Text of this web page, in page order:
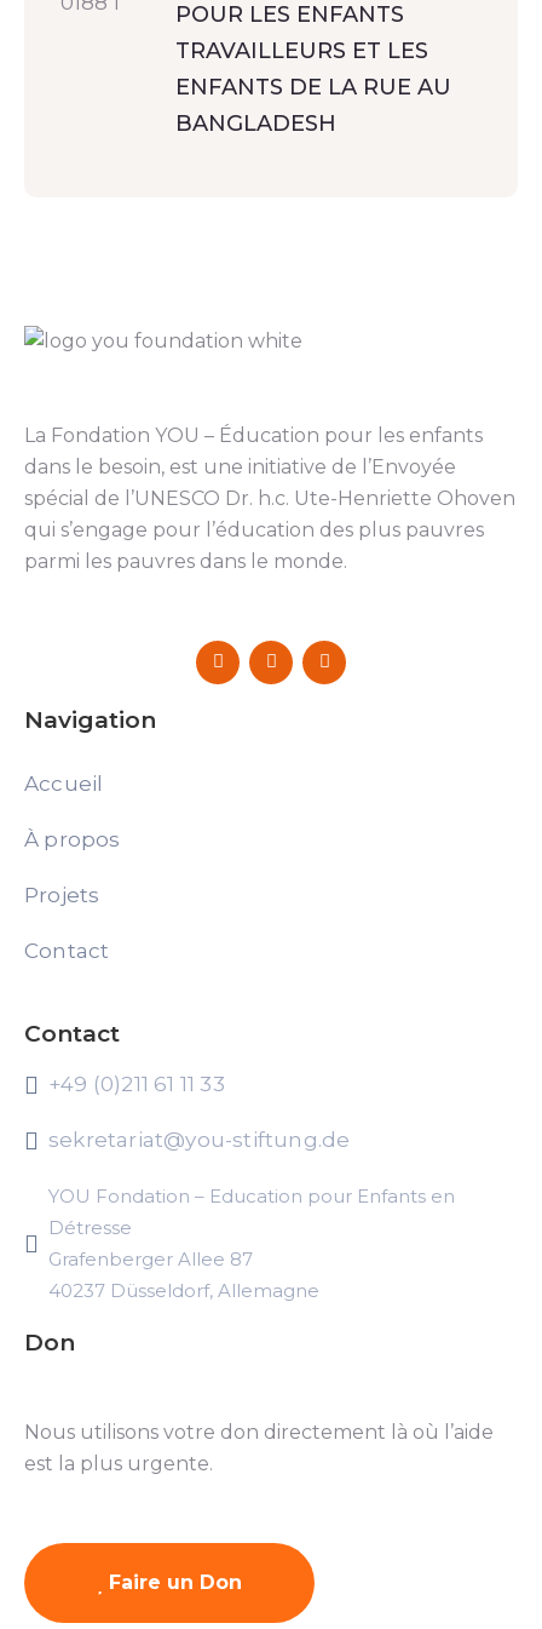
POUR LES ENFANTS
TRAVAILLEURS ET LES
ENFANTS DE LA RUE AU
BANGLADESH
La Fondation YOU – Éducation pour les enfants
dans le besoin, est une initiative de l’Envoyée
spécial de l’UNESCO Dr. h.c. Ute-Henriette Ohoven
qui s’engage pour l’éducation des plus pauvres
parmi les pauvres dans le monde.
Navigation
Accueil
À propos
Projets
Contact
Contact
+49 (0)211 61 11 33
sekretariat@you-stiftung.de
YOU Fondation – Education pour Enfants en
Détresse
Grafenberger Allee 87
40237 Düsseldorf, Allemagne
Don
Nous utilisons votre don directement là où l’aide
est la plus urgente.
Faire un Don